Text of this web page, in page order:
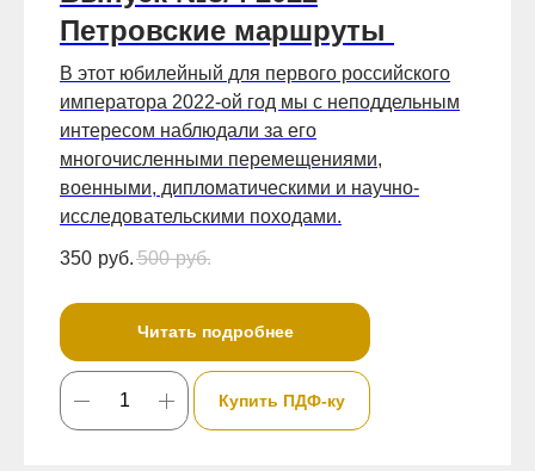
Петровские маршруты
В этот юбилейный для первого российского
императора 2022-ой год мы с неподдельным
интересом наблюдали за его
многочисленными перемещениями,
военными, дипломатическими и научно-
исследовательскими походами.
350 руб. 500 руб.
Читать подробнее
Купить ПДФ-ку